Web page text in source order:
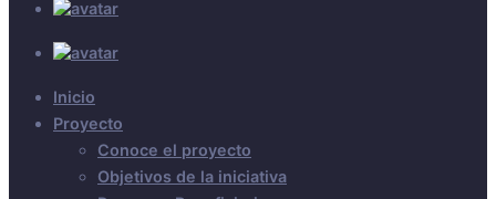
Inicio
Proyecto
Conoce el proyecto
Objetivos de la iniciativa